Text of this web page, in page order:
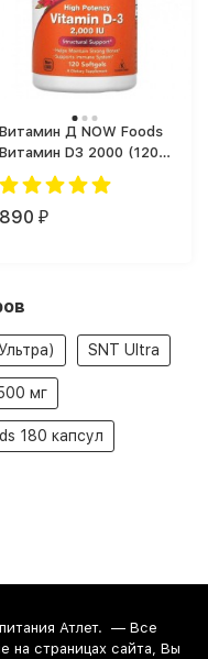
Витамин Д NOW Foods
Витамин D3 2000 (120
капс.)
890 ₽
SNT Ultra
мг
180 капсул
Атлет. — Все
на страницах сайта, Вы